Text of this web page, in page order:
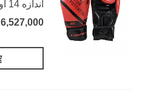
اندازه 14 اونس
6,527,000 تومان